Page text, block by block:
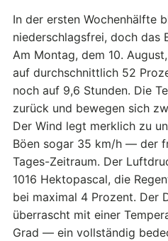
In der ersten Wochenhälfte
niederschlagsfrei, doch das
Am Montag, dem 10.
auf durchschnittlich 52
noch auf 9,6 Stunden. Die
zurück und bewegen sich
Der Wind legt merklich zu
Böen sogar 35 km/h — der
Tages-Zeitraum. Der
1016 Hektopascal, die
bei maximal 4 Prozent. Der
überrascht mit einer
Grad — ein vollständig